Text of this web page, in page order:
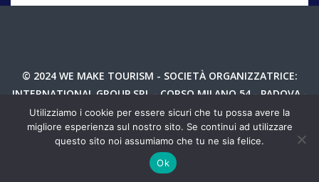
© 2024 WE MAKE TOURISM - SOCIETÀ ORGANIZZATRICE:
INTERNATIONAL GROUP SRL - CORSO MILANO 54 - PADOVA -
P.IVA 04987810282
TEL 049 8766730 - INFO@WEMAKETOURIM.IT - P.IVA
04987810282 -PRIVACY
Utilizziamo i cookie per essere sicuri che tu possa avere la
migliore esperienza sul nostro sito. Se continui ad utilizzare
questo sito noi assumiamo che tu ne sia felice.
Ok